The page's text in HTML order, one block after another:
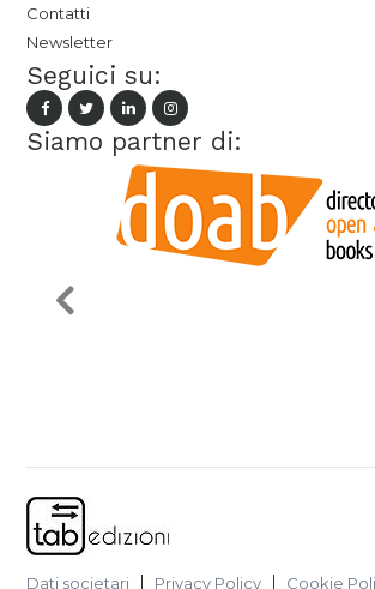
Contatti
Newsletter
Seguici su:
Siamo partner di:
Dati societari Privacy Policy Cookie